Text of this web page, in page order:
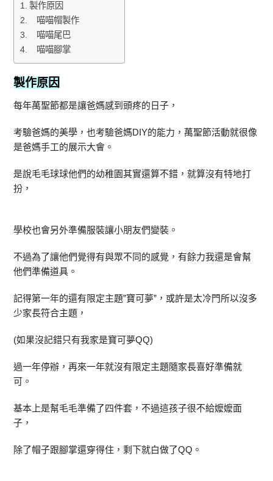
製作原因
喵喵帽製作
喵喵尾巴
喵喵腳掌
製作原因
每年萬聖節都是讓爸媽感到頭疼的日子，
考驗爸媽的美學，也考驗爸媽DIY的能力，萬聖節活動就很像
是爸媽手工的展示大會。
是說毛毛球球他們的幼稚園其實還算不錯，就算沒有特地打
扮，
學校也會另外準備服裝讓小朋友們變裝。
不過為了讓他們覺得有與眾不同的感覺，有餘力我還是會幫
他們準備道具。
記得第一年的還有限定主題”寶可夢”，或許是太冷門所以沒多
少家長符合主題，
(如果沒記錯只有我家是寶可夢QQ)
過一年停辦，再來一年就沒有限定主題隨家長喜好準備就
可。
基本上是幫毛毛準備了四件套，不過這孩子很不給嬤嬤面
子，
除了帽子跟腳掌還穿得住，剩下就白做了QQ。